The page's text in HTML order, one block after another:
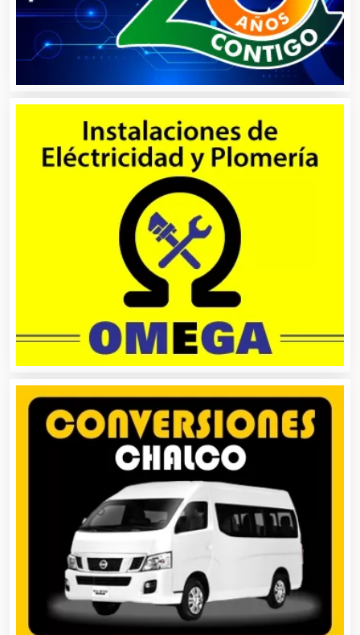
Artículos para Regalos
Artículos Personales
Artículos Publicitarios
Aseguradoras
Asesores Técnicos
Asesoría Fiscal
Asilos
Asociaciones Civiles
Asociaciones Empresariales
Audio, Sonido e Iluminación